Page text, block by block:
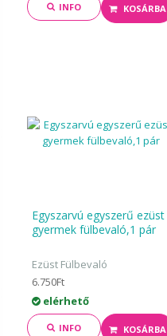
INFO KOSÁRBA
Egyszarvú egyszerű ezüst
gyermek fülbevaló,1 pár
Ezüst Fülbevaló
6.750Ft
elérhető
INFO KOSÁRBA